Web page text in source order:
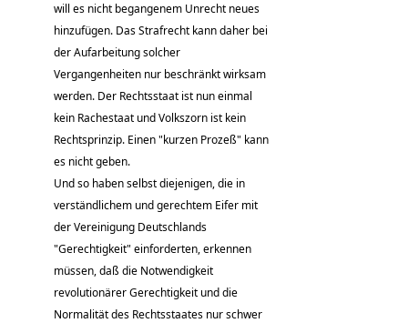
will es nicht begangenem Unrecht neues
hinzufügen. Das Strafrecht kann daher bei
der Aufarbeitung solcher
Vergangenheiten nur beschränkt wirksam
werden. Der Rechtsstaat ist nun einmal
kein Rachestaat und Volkszorn ist kein
Rechtsprinzip. Einen "kurzen Prozeß" kann
es nicht geben.
Und so haben selbst diejenigen, die in
verständlichem und gerechtem Eifer mit
der Vereinigung Deutschlands
"Gerechtigkeit" einforderten, erkennen
müssen, daß die Notwendigkeit
revolutionärer Gerechtigkeit und die
Normalität des Rechtsstaates nur schwer